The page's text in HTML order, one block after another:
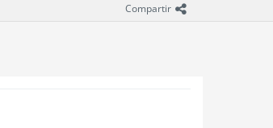
Compartir icono compartir